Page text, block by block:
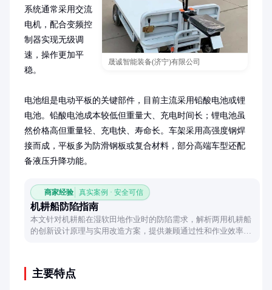
晟诚智能装备(济宁)有限公司
系统通常采用交流
电机，配合变频控
制器实现无级调
速，操作更加平
稳。
电池组是电动平板的关键部件，目前主流采用铅酸电池或锂
电池。铅酸电池成本较低但重量大、充电时间长；锂电池虽
然价格高但重量轻、充电快、寿命长。车架采用高强度钢焊
接而成，平板多为防滑钢板或复合材料，部分高端车型还配
备液压升降功能。
商家经验 真实案例 · 安全可信
机耕船防陷指南
本文针对机耕船在湿软田地作业时的防陷需求，解析两用机耕船
的创新设计原理与实用改造方案，提供兼顾通过性和作业效率的
主要特点